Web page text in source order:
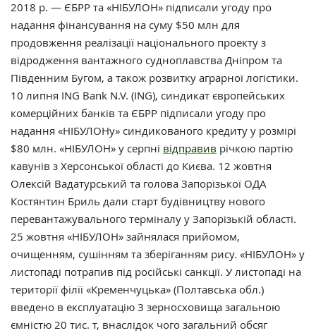
2018 р. — ЄБРР та «НІБУЛОН» підписали угоду про
надання фінансування на суму $50 млн для
продовження реалізації національного проекту з
відродження вантажного судноплавства Дніпром та
Південним Бугом, а також розвитку аграрної логістики.
10 липня ING Bank N.V. (ING), синдикат європейських
комерційних банків та ЄБРР підписали угоду про
надання «НІБУЛОНу» синдикованого кредиту у розмірі
$80 млн. «НІБУЛОН» у серпні відправив річкою партію
кавунів з Херсонської області до Києва. 12 жовтня
Олексій Вадатурський та голова Запорізької ОДА
Костянтин Бриль дали старт будівництву нового
перевантажувального терміналу у Запорізькій області.
25 жовтня «НІБУЛОН» зайнялася прийомом,
очищенням, сушінням та зберіганням рису. «НІБУЛОН» у
листопаді потрапив під російські санкції. У листопаді на
території філії «Кременчуцька» (Полтавська обл.)
введено в експлуатацію 3 зерносховища загальною
ємністю 20 тис. т, внаслідок чого загальний обсяг